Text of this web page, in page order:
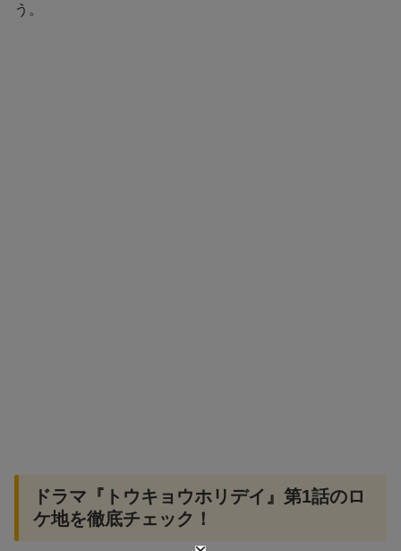
う。
ドラマ『トウキョウホリデイ』第1話のロ
ケ地を徹底チェック！